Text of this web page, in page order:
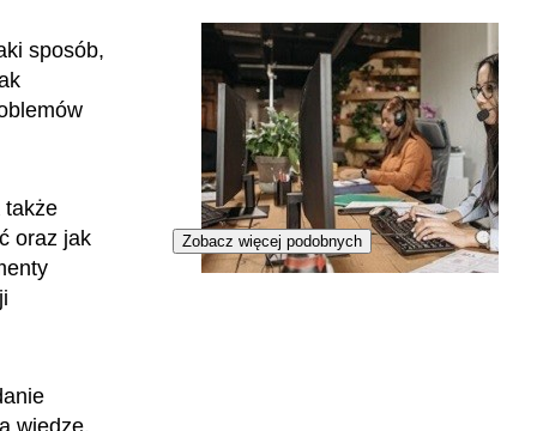
sposób,
także
oraz jak
Zobacz więcej podobnych